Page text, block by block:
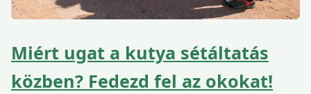
Miért ugat a kutya sétáltatás
közben? Fedezd fel az okokat!